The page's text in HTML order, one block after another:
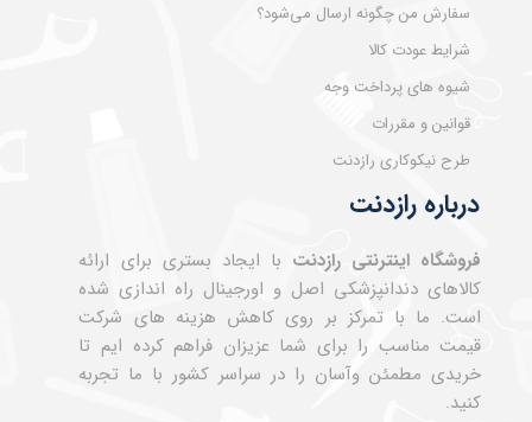
درباره رازدنت
فروشگاه اینترنتی رازدنت با ایجاد بستری برای ارائه
کالاهای دندانپزشکی اصل و اورجینال راه اندازی شده
است. ما با تمرکز بر روی کاهش هزینه های شرکت
قیمت مناسب را برای شما عزیزان فراهم کرده ایم تا
خریدی مطمئن وآسان را در سراسر کشور با ما تجربه
کنید.
سفارش من چگونه ارسال می‌شود؟
شرایط عودت کالا
شیوه های پرداخت وجه
قوانین و مقررات
طرح نیکوکاری رازدنت